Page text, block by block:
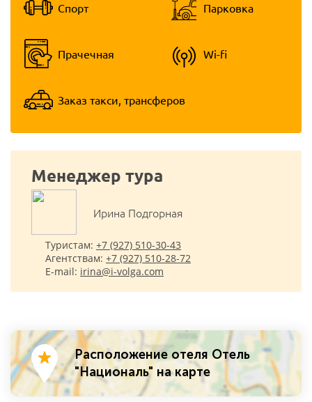
Спорт Парковка
Прачечная Wi-fi
Заказ такси, трансферов
Менеджер тура
Ирина Подгорная
Туристам: +7 (927) 510-30-43
Агентствам: +7 (927) 510-28-72
E-mail: irina@i-volga.com
Расположение отеля Отель
"Националь" на карте